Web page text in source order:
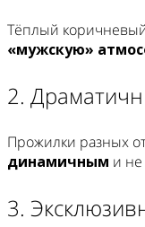
Тёплый
«мужскую»
2.
Прожилки разных
динамичным и
3.